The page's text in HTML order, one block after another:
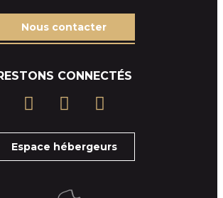
Nous contacter
CONNECTÉS
Espace hébergeurs